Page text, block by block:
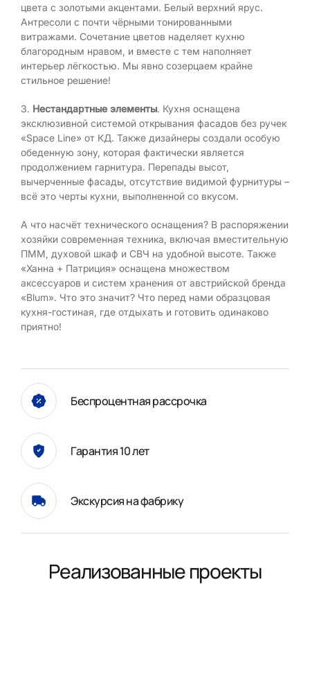
цвета с золотыми акцентами. Белый верхний ярус.
Антресоли с почти чёрными тонированными
витражами. Сочетание цветов наделяет кухню
благородным нравом, и вместе с тем наполняет
интерьер лёгкостью. Мы явно созерцаем крайне
стильное решение!
3. Нестандартные элементы. Кухня оснащена
эксклюзивной системой открывания фасадов без ручек
«Space Line» от КД. Также дизайнеры создали особую
обеденную зону, которая фактически является
продолжением гарнитура. Перепады высот,
вычерченные фасады, отсутствие видимой фурнитуры –
всё это черты кухни, выполненной со вкусом.
А что насчёт технического оснащения? В распоряжении
хозяйки современная техника, включая вместительную
ПММ, духовой шкаф и СВЧ на удобной высоте. Также
«Ханна + Патриция» оснащена множеством
аксессуаров и систем хранения от австрийской бренда
«Blum». Что это значит? Что перед нами образцовая
кухня-гостиная, где отдыхать и готовить одинаково
приятно!
Беспроцентная рассрочка
Гарантия 10 лет
Экскурсия на фабрику
Реализованные проекты